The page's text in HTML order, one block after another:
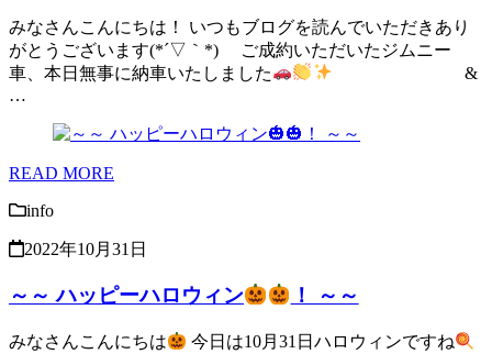
みなさんこんにちは！ いつもブログを読んでいただきあり
がとうございます(*´▽｀*) ご成約いただいたジムニー
車、本日無事に納車いたしました
&
…
READ MORE
info
2022年10月31日
～～ ハッピーハロウィン ！ ～～
みなさんこんにちは
今日は10月31日ハロウィンですね